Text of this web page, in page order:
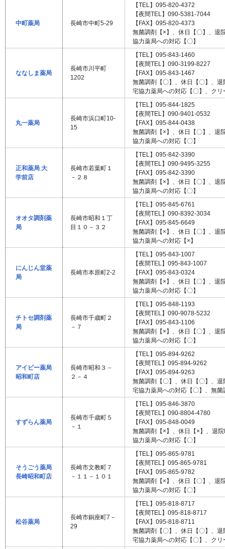
中町薬局 長崎市中町5-29
【TEL】095-820-4372
【夜間TEL】090-5381-7044
【FAX】095-820-4373
無菌調剤【×】、休日【〇】、退
協力薬局への対応【〇】
ななしま薬局
長崎市川平町
1202
【TEL】095-843-1460
【夜間TEL】090-3199-8227
【FAX】095-843-1467
無菌調剤【〇】、休日【〇】、
宅協力薬局への対応【〇】、ク
丸一薬局
長崎市浜口町10-
15
【TEL】095-844-1825
【夜間TEL】090-9401-0532
【FAX】095-844-0438
無菌調剤【×】、休日【〇】、退
協力薬局への対応【〇】
正和薬局 大
学前店
長崎市若葉町１
－２８
【TEL】095-842-3390
【夜間TEL】090-9495-3255
【FAX】095-842-3390
無菌調剤【×】、休日【〇】、退
協力薬局への対応【〇】
オオタ調剤薬
局
長崎市昭和１丁
目１０－３２
【TEL】095-845-6761
【夜間TEL】090-8392-3034
【FAX】095-845-6649
無菌調剤【×】、休日【〇】、退
協力薬局への対応【×】
にんじん堂薬
局
長崎市本原町2-2
【TEL】095-843-1007
【夜間TEL】095-843-1007
【FAX】095-843-0324
無菌調剤【×】、休日【〇】、退
協力薬局への対応【〇】
チトセ調剤薬
局
長崎市千歳町２
－７
【TEL】095-848-1193
【夜間TEL】090-9078-5232
【FAX】095-843-1106
無菌調剤【×】、休日【〇】、退
協力薬局への対応【〇】
アイビー薬局
昭和町店
長崎市昭和３－
２－４
【TEL】095-894-9262
【夜間TEL】095-894-9262
【FAX】095-894-9263
無菌調剤【〇】、休日【〇】、
宅協力薬局への対応【〇】、無
すずらん薬局
長崎市千歳町５
－１
【TEL】095-846-3870
【夜間TEL】090-8804-4780
【FAX】095-848-0049
無菌調剤【×】、休日【×】、退
協力薬局への対応【〇】
そうごう薬局
長崎昭和町店
長崎市文教町７
－１１－１０１
【TEL】095-865-9781
【夜間TEL】095-865-9781
【FAX】095-865-9782
無菌調剤【×】、休日【〇】、退
協力薬局への対応【〇】
松谷薬局
長崎市銅座町7－
29
【TEL】095-818-8717
【夜間TEL】095-818-8717
【FAX】095-818-8711
無菌調剤【〇】、休日【〇】、
宅協力薬局への対応【〇】、ク